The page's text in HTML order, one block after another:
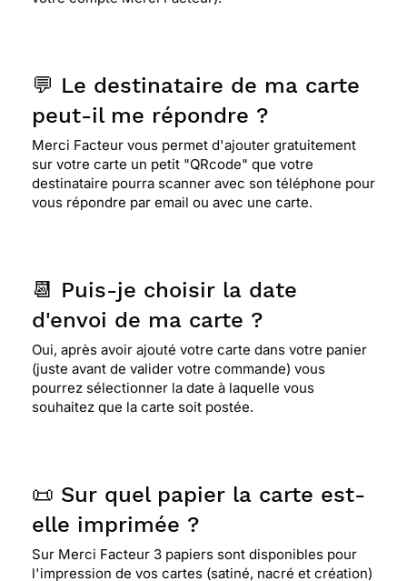
💬 Le destinataire de ma carte
peut-il me répondre ?
Merci Facteur vous permet d'ajouter gratuitement
sur votre carte un petit "QRcode" que votre
destinataire pourra scanner avec son téléphone pour
vous répondre par email ou avec une carte.
📆 Puis-je choisir la date
d'envoi de ma carte ?
Oui, après avoir ajouté votre carte dans votre panier
(juste avant de valider votre commande) vous
pourrez sélectionner la date à laquelle vous
souhaitez que la carte soit postée.
📜 Sur quel papier la carte est-
elle imprimée ?
Sur Merci Facteur 3 papiers sont disponibles pour
l'impression de vos cartes (satiné, nacré et création)